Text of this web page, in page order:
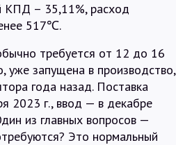
КПД – 35,11%, расход
517℃.
требуется от 12 до 16
уже запущена в производство,
года назад. Поставка
2023 г., ввод — в декабре
из главных вопросов —
Это нормальный